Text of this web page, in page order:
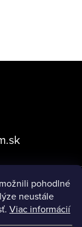
pohodlné
neustále
Viac informácií